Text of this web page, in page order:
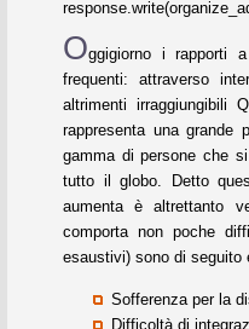
Oggigiorno i rapporti
frequenti: attraverso
altrimenti irraggiungibili
rappresenta una grande
gamma di persone che
tutto il globo. Detto
aumenta è altrettanto
comporta non poche
esaustivi) sono di seguito
Sofferenza per la
Difficoltà di